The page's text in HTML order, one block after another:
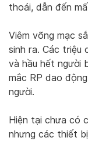
thoái, dẫn đến
Viêm võng mạc
sinh ra. Các triệu
và hầu hết người
mắc RP dao
người.
Hiện tại chưa có
nhưng các thiết